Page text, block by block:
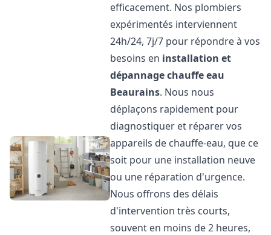
efficacement. Nos plombiers
expérimentés interviennent
24h/24, 7j/7 pour répondre à vos
besoins en installation et
dépannage chauffe eau
Beaurains. Nous nous
déplaçons rapidement pour
diagnostiquer et réparer vos
appareils de chauffe-eau, que ce
soit pour une installation neuve
ou une réparation d'urgence.
Nous offrons des délais
d'intervention très courts,
souvent en moins de 2 heures,